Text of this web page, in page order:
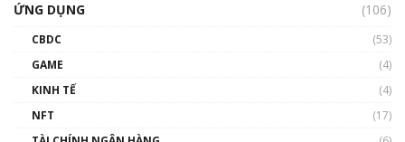
ỨNG DỤNG
(106)
CBDC
(53)
GAME
(4)
KINH TẾ
(4)
NFT
(17)